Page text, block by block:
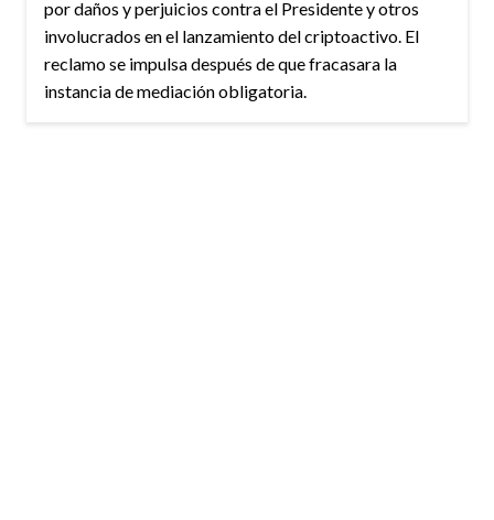
por daños y perjuicios contra el Presidente y otros
involucrados en el lanzamiento del criptoactivo. El
reclamo se impulsa después de que fracasara la
instancia de mediación obligatoria.